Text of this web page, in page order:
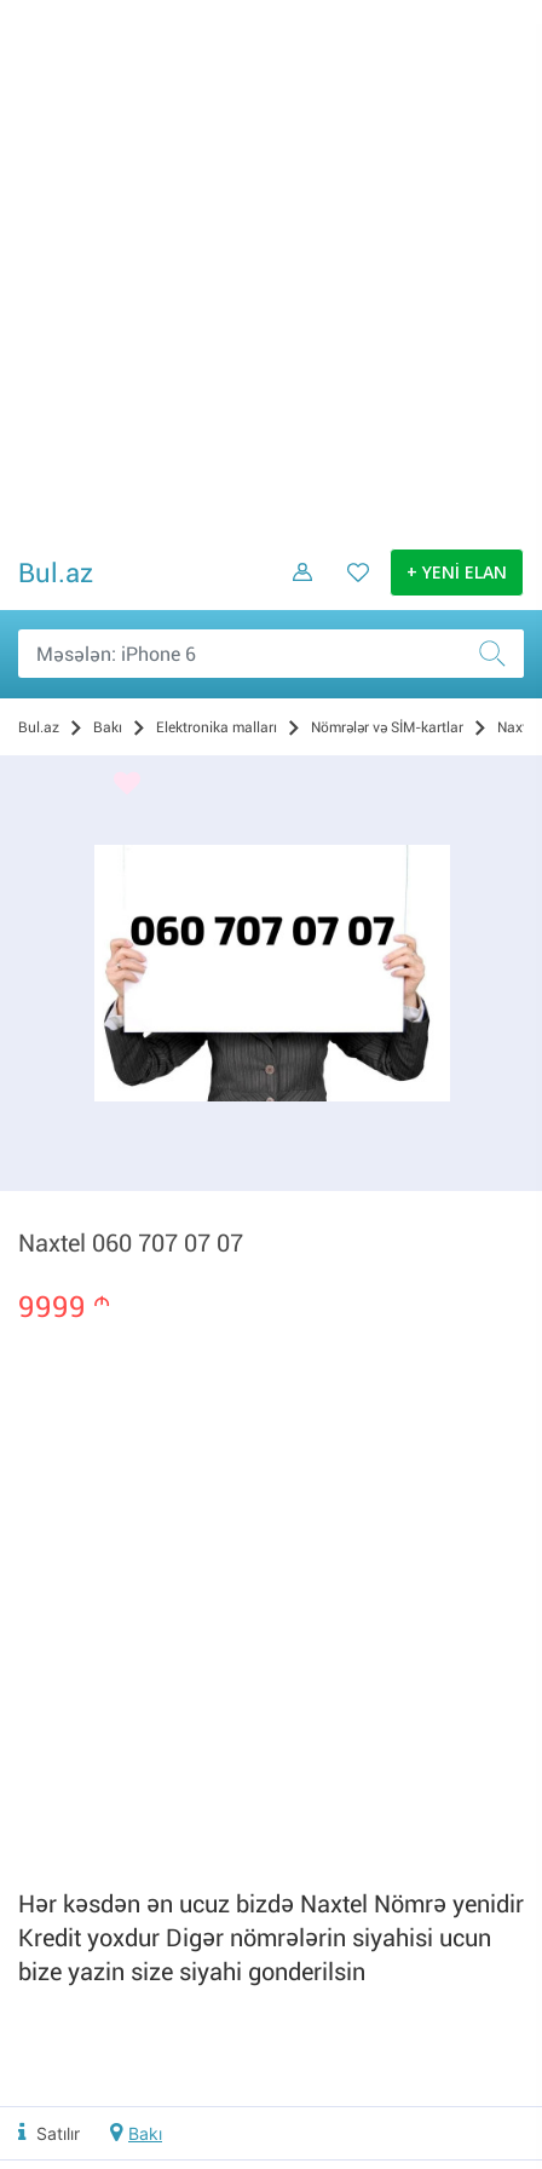
Bul.az + YENİ ELAN
Bul.az Bakı Elektronika malları Nömrələr və SİM-kartlar Naxtel
Naxtel 060 707 07 07
9999 m
Hər kəsdən ən ucuz bizdə Naxtel Nömrə yenidir
Kredit yoxdur Digər nömrələrin siyahisi ucun
bize yazin size siyahi gonderilsin
Satılır Bakı